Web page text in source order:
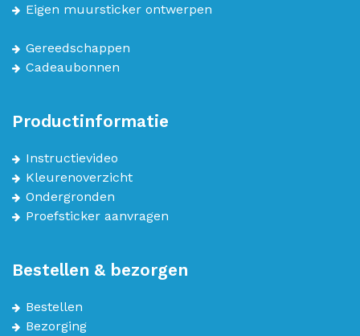
Eigen muursticker ontwerpen
Gereedschappen
Cadeaubonnen
Productinformatie
Instructievideo
Kleurenoverzicht
Ondergronden
Proefsticker aanvragen
Bestellen & bezorgen
Bestellen
Bezorging